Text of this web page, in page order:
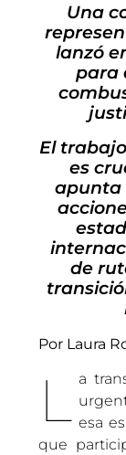
Una
lanzó
para
El
es
apunta
de
Por Laura
L a
esa
que